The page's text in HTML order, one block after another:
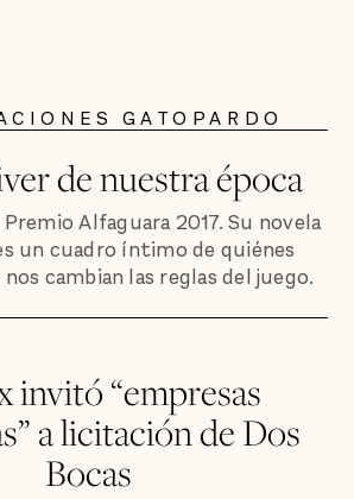
GATOPARDO
de nuestra época
Premio Alfaguara 2017. Su novela
un cuadro íntimo de quiénes
cambian las reglas del juego.
invitó “empresas
a licitación de Dos
Bocas